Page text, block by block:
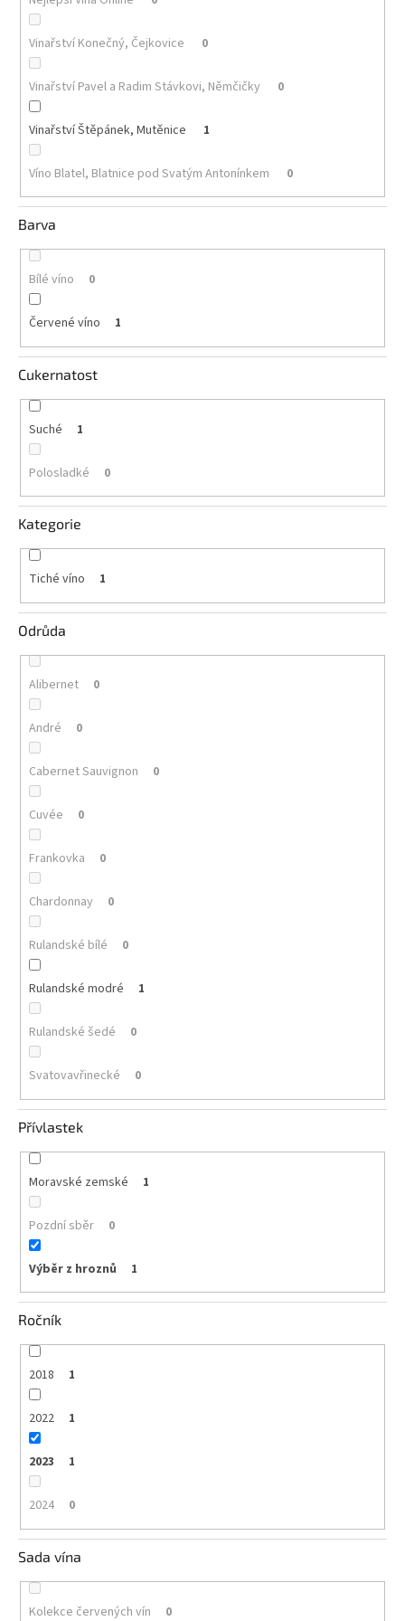
nabídka
Poslední
láhve
skladem
Cuvée
vína
Klarety
Vína
jakosti
Víno
podle
obsahu
balení
vína
Delikatesy
vínu
Vývrtky
BiB
větší
objem
vína
Značky
Vinařství Konečný, Čejkovice 0
Vinařství Pavel a Radim Stávkovi, Němčičky 0
Vinařství Štěpánek, Mutěnice 1
Víno Blatel, Blatnice pod Svatým Antonínkem 0
Barva
Bílé víno 0
Červené víno 1
Cukernatost
Suché 1
Polosladké 0
Kategorie
Tiché víno 1
Odrůda
Alibernet 0
André 0
Cabernet Sauvignon 0
Cuvée 0
Frankovka 0
Chardonnay 0
Rulandské bílé 0
Rulandské modré 1
Rulandské šedé 0
Svatovavřinecké 0
Přívlastek
Moravské zemské 1
Pozdní sběr 0
Výběr z hroznů 1
Ročník
2018 1
2022 1
2023 1
2024 0
Sada vína
Kolekce červených vín 0